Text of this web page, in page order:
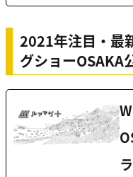
2021年注目・最
グショーOSAKA